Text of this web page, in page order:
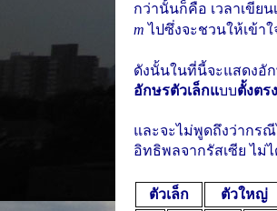
กว่านั้นก็คือ เวลาเขีย
т ไปซึ่งจะชวนให้เข้า
ดังนั้นในที่นี้จะแสดงอั
อักษรตัวเล็กแบบตั้งตรง
และจะไม่พูดถึงว่ากรณี
อิทธิพลจากรัสเซีย ไม่
ตัวเล็ก ตัวใหญ่